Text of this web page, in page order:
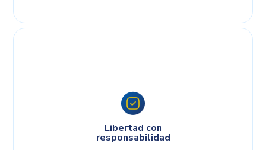
Libertad con
responsabilidad